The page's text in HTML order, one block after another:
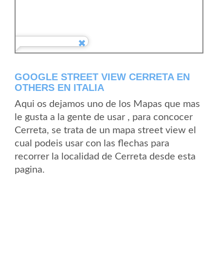
GOOGLE STREET VIEW CERRETA EN
OTHERS EN ITALIA
Aqui os dejamos uno de los Mapas que mas
le gusta a la gente de usar , para concocer
Cerreta, se trata de un mapa street view el
cual podeis usar con las flechas para
recorrer la localidad de Cerreta desde esta
pagina.